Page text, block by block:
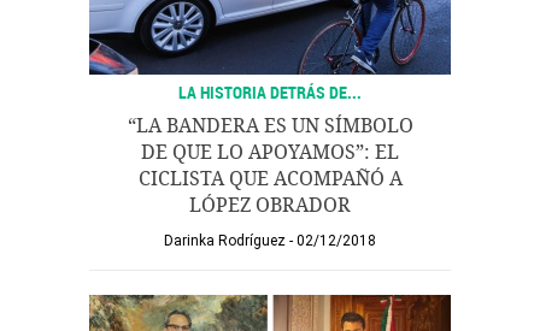
LA HISTORIA DETRÁS DE...
“LA BANDERA ES UN SÍMBOLO
DE QUE LO APOYAMOS”: EL
CICLISTA QUE ACOMPAÑÓ A
LÓPEZ OBRADOR
Darinka Rodríguez 02/12/2018